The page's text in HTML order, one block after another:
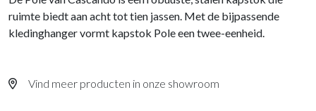
ruimte biedt aan acht tot tien jassen. Met de bijpassende
kledinghanger vormt kapstok Pole een twee-eenheid.
Vind meer producten in onze showroom